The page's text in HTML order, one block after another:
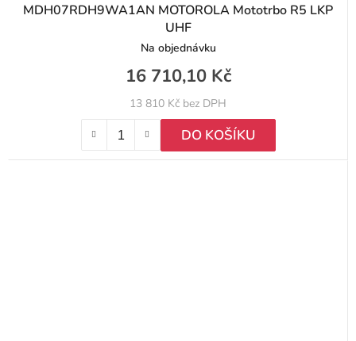
MDH07RDH9WA1AN MOTOROLA Mototrbo R5 LKP
UHF
Na objednávku
13 810 Kč bez DPH
16 710,10 Kč
DO KOŠÍKU